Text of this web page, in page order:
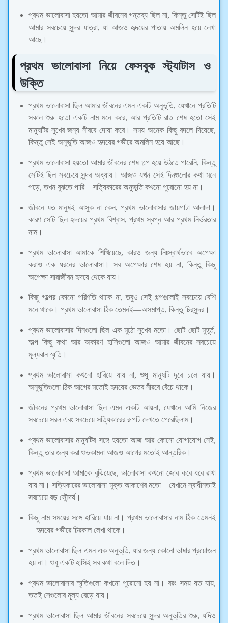
প্রথম ভালোবাসা হয়তো আমার জীবনের গন্তব্য ছিল না, কিন্তু সেটিই ছিল
আমার সবচেয়ে সুন্দর যাত্রা, যা আজও হৃদয়ের পাতায় অমলিন হয়ে লেখা
আছে।
প্রথম ভালোবাসা নিয়ে ফেসবুক স্ট্যাটাস ও
উক্তি
প্রথম ভালোবাসা ছিল আমার জীবনের এমন একটি অনুভূতি, যেখানে প্রতিটি
সকাল শুরু হতো একটি নাম মনে করে, আর প্রতিটি রাত শেষ হতো সেই
মানুষটির সুখের জন্য নীরবে দোয়া করে। সময় অনেক কিছু বদলে দিয়েছে,
কিন্তু সেই অনুভূতি আজও হৃদয়ের গভীরে অমলিন হয়ে আছে।
প্রথম ভালোবাসা হয়তো আমার জীবনের শেষ গল্প হয়ে উঠতে পারেনি, কিন্তু
সেটিই ছিল সবচেয়ে সুন্দর অধ্যায়। আজও যখন সেই দিনগুলোর কথা মনে
পড়ে, তখন বুঝতে পারি—সত্যিকারের অনুভূতি কখনো পুরোনো হয় না।
জীবনে যত মানুষই আসুক না কেন, প্রথম ভালোবাসার জায়গাটা আলাদা।
কারণ সেটি ছিল হৃদয়ের প্রথম বিশ্বাস, প্রথম স্বপ্ন আর প্রথম নির্ভরতার
নাম।
প্রথম ভালোবাসা আমাকে শিখিয়েছে, কারও জন্য নিঃস্বার্থভাবে অপেক্ষা
করাও এক ধরনের ভালোবাসা। সব অপেক্ষার শেষ হয় না, কিন্তু কিছু
অপেক্ষা সারাজীবন হৃদয়ে থেকে যায়।
কিছু গল্পের কোনো পরিণতি থাকে না, তবুও সেই গল্পগুলোই সবচেয়ে বেশি
মনে থাকে। প্রথম ভালোবাসা ঠিক তেমনই—অসমাপ্ত, কিন্তু চিরসুন্দর।
প্রথম ভালোবাসার দিনগুলো ছিল এক মুঠো সুখের মতো। ছোট ছোট মুহূর্ত,
অল্প কিছু কথা আর অকারণ হাসিগুলো আজও আমার জীবনের সবচেয়ে
মূল্যবান স্মৃতি।
প্রথম ভালোবাসা কখনো হারিয়ে যায় না, শুধু মানুষটি দূরে চলে যায়।
অনুভূতিগুলো ঠিক আগের মতোই হৃদয়ের ভেতর নীরবে বেঁচে থাকে।
জীবনের প্রথম ভালোবাসা ছিল এমন একটি আয়না, যেখানে আমি নিজের
সবচেয়ে সরল এবং সবচেয়ে সত্যিকারের রূপটি দেখতে পেরেছিলাম।
প্রথম ভালোবাসার মানুষটির সঙ্গে হয়তো আজ আর কোনো যোগাযোগ নেই,
কিন্তু তার জন্য করা শুভকামনা আজও আগের মতোই আন্তরিক।
প্রথম ভালোবাসা আমাকে বুঝিয়েছে, ভালোবাসা কখনো জোর করে ধরে রাখা
যায় না। সত্যিকারের ভালোবাসা মুক্ত আকাশের মতো—যেখানে স্বাধীনতাই
সবচেয়ে বড় সৌন্দর্য।
কিছু নাম সময়ের সঙ্গে হারিয়ে যায় না। প্রথম ভালোবাসার নাম ঠিক তেমনই
—হৃদয়ের গভীরে চিরকাল লেখা থাকে।
প্রথম ভালোবাসা ছিল এমন এক অনুভূতি, যার জন্য কোনো ভাষার প্রয়োজন
হয় না। শুধু একটি হাসিই সব কথা বলে দিত।
প্রথম ভালোবাসার স্মৃতিগুলো কখনো পুরোনো হয় না। বরং সময় যত যায়,
ততই সেগুলোর মূল্য বেড়ে যায়।
প্রথম ভালোবাসা ছিল আমার জীবনের সবচেয়ে সুন্দর অনুভূতির শুরু, যদিও